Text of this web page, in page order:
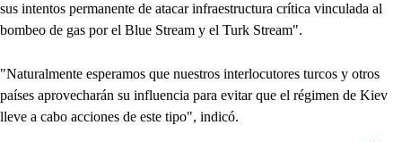
sus intentos permanente de atacar infraestructura crítica vinculada al
bombeo de gas por el Blue Stream y el Turk Stream".
"Naturalmente esperamos que nuestros interlocutores turcos y otros
países aprovecharán su influencia para evitar que el régimen de Kiev
lleve a cabo acciones de este tipo", indicó.